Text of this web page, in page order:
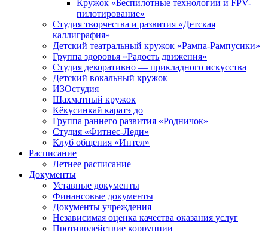
Кружок «Беспилотные технологии и FPV-
пилотирование»
Студия творчества и развития «Детская
каллиграфия»
Детский театральный кружок «Рампа-Рампусики»
Группа здоровья «Радость движения»
Студия декоративно — прикладного искусства
Детский вокальный кружок
ИЗОстудия
Шахматный кружок
Кёкусинкай каратэ до
Группа раннего развития «Родничок»
Cтудия «Фитнес-Леди»
Клуб общения «Интел»
Расписание
Летнее расписание
Документы
Уставные документы
Финансовые документы
Документы учреждения
Независимая оценка качества оказания услуг
Противодействие коррупции